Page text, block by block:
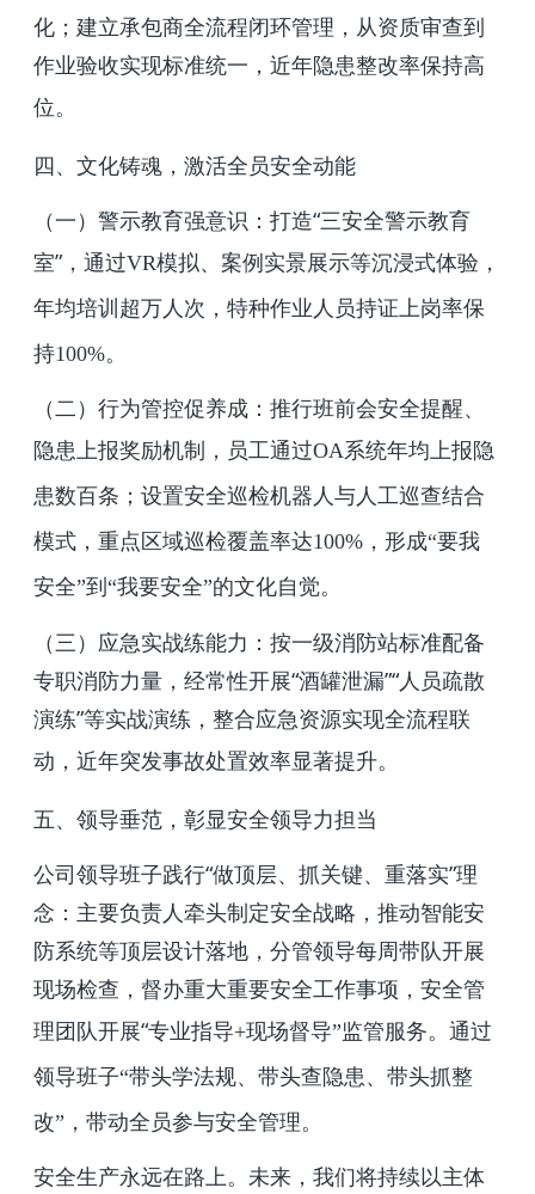
化；建立承包商全流程闭环管理，从资质审查到
作业验收实现标准统一，近年隐患整改率保持高
位。
四、文化铸魂，激活全员安全动能
（一）警示教育强意识：打造“三安全警示教育
室”，通过VR模拟、案例实景展示等沉浸式体验，
年均培训超万人次，特种作业人员持证上岗率保
持100%。
（二）行为管控促养成：推行班前会安全提醒、
隐患上报奖励机制，员工通过OA系统年均上报隐
患数百条；设置安全巡检机器人与人工巡查结合
模式，重点区域巡检覆盖率达100% ，形成“要我
安全”到“我要安全”的文化自觉。
（三）应急实战练能力：按一级消防站标准配备
专职消防力量，经常性开展“酒罐泄漏”“人员疏散
演练”等实战演练，整合应急资源实现全流程联
动，近年突发事故处置效率显著提升。
五、领导垂范，彰显安全领导力担当
公司领导班子践行“做顶层、抓关键、重落实”理
念：主要负责人牵头制定安全战略，推动智能安
防系统等顶层设计落地，分管领导每周带队开展
现场检查，督办重大重要安全工作事项，安全管
理团队开展“专业指导+现场督导”监管服务。通过
领导班子“带头学法规、带头查隐患、带头抓整
改”，带动全员参与安全管理。
安全生产永远在路上。未来，我们将持续以主体